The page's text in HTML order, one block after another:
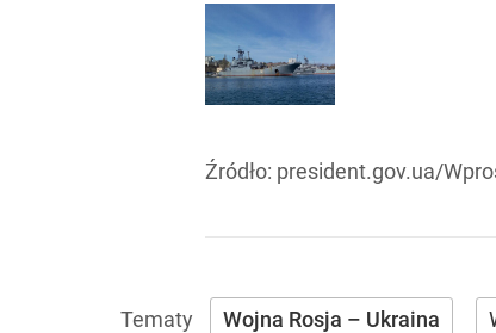
Źródło: president.gov.ua/
Wojna Rosja – Ukraina